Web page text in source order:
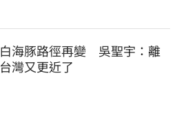
白海豚路徑再變　吳聖宇：離
台灣又更近了